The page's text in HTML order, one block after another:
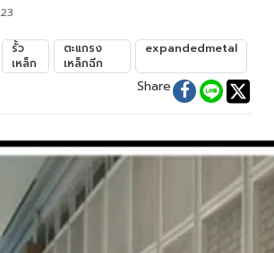
รั้ว
เหล็ก
ตะแกรง
เหล็กฉีก
expandedmetal
Share